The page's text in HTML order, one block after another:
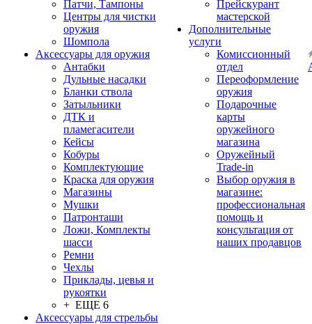
Патчи, Тампоны
Центры для чистки
оружия
Шомпола
Аксессуары для оружия
Антабки
Дульные насадки
Бланки ствола
Затыльники
ДТК и
пламегасители
Кейсы
Кобуры
Комплектующие
Краска для оружия
Магазины
Мушки
Патронташи
Ложи, Комплекты
шасси
Ремни
Чехлы
Приклады, цевья и
рукоятки
+ ЕЩЕ 6
Аксессуары для стрельбы
Прейскурант
мастерской
Дополнительные
услуги
Комиссионный
отдел
Переоформление
оружия
Подарочные
карты
оружейного
магазина
Оружейный
Trade-in
Выбор оружия в
магазине:
профессиональная
помощь и
консультация от
наших продавцов